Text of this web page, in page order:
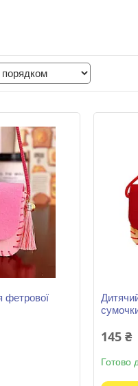
фетрової
145 ₴
Готово